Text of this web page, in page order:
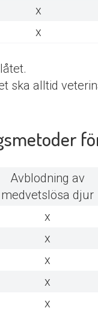
x
x
ska alltid
Avblodning av
medvetslösa djur
x
x
x
x
x